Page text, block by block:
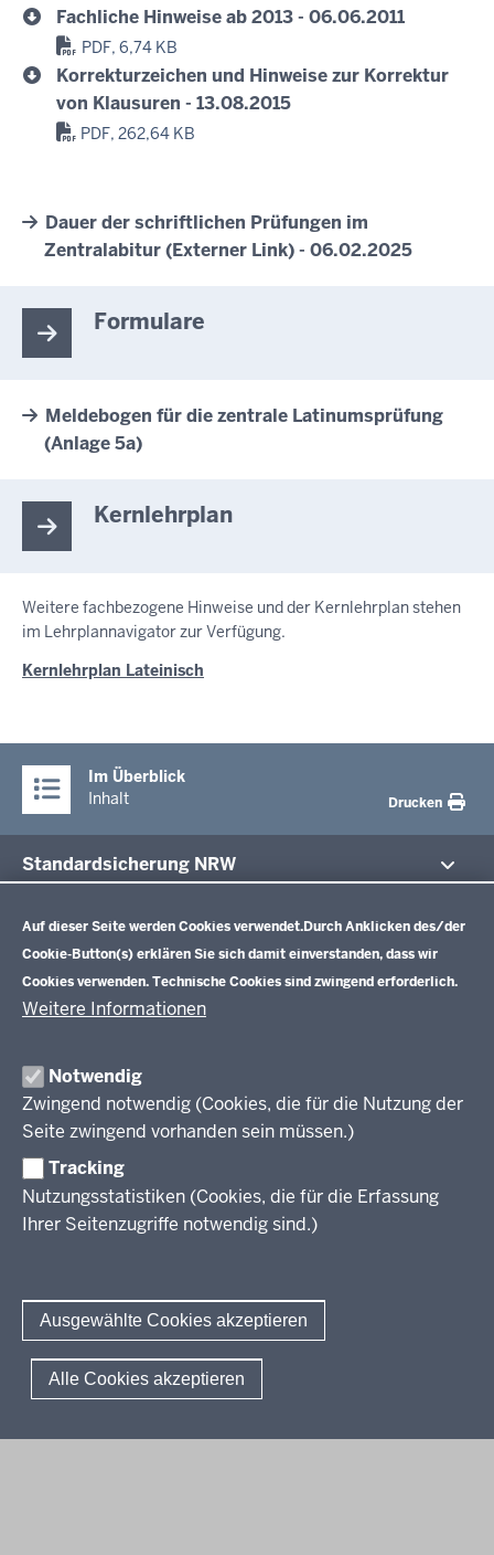
Auf dieser Seite werden Cookies verwendet.Durch Anklicken des/der
Cookie-Button(s) erklären Sie sich damit einverstanden, dass wir
Cookies verwenden. Technische Cookies sind zwingend erforderlich.
Weitere Informationen
Notwendig
Zwingend notwendig (Cookies, die für die Nutzung der
Seite zwingend vorhanden sein müssen.)
Tracking
Nutzungsstatistiken (Cookies, die für die Erfassung
Ihrer Seitenzugriffe notwendig sind.)
Ausgewählte Cookies akzeptieren
Alle Cookies akzeptieren
Fachliche Hinweise ab 2013 - 06.06.2011
PDF, 6,74 KB
Korrekturzeichen und Hinweise zur Korrektur
von Klausuren - 13.08.2015
PDF, 262,64 KB
Dauer der schriftlichen Prüfungen im
Zentralabitur (Externer Link) - 06.02.2025
Formulare
Meldebogen für die zentrale Latinumsprüfung
(Anlage 5a)
Kernlehrplan
Weitere fachbezogene Hinweise und der Kernlehrplan stehen
im Lehrplannavigator zur Verfügung.
Kernlehrplan Lateinisch
Im Überblick
Inhalt
Drucken
Standardsicherung NRW
Zentrale Prüfungen 10
Übersicht
Fächer
Termine
Ergebnisberichte
Weitere Dokumente
Fragen und Antworten
Zentrale Klausuren Einführungsphase
Fächer
Aufgaben der letzten Jahre
Rechtsgrundlagen
Übersicht
Fächer
Prüfungsaufgaben
Rechtsgrundlagen
Termine
Ergebnisberichte
Zentralabitur Berufliches Gymnasium
Übersicht
Bildungsgänge
Fächer
Ergebnisberichte
Fragen und Antworten
Zentralabitur WbK
Übersicht
Rechtsgrundlagen
Termine
Ergebnisberichte
Sprachfeststellungsprüfung
Sprachprüfung im HSU
Kontakt
© 2026 Standardsicherung
Fußzeile
Impressum Datenschutzerklärung